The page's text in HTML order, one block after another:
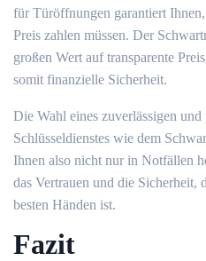
für Türöffnungen garantiert
Preis zahlen müssen.​ Der
großen Wert auf transparente
somit finanzielle Sicherheit.​
Die Wahl eines zuverlässigen und
Schlüsseldienstes wie dem
Ihnen also nicht nur in Notfällen
das Vertrauen und die Sicherheit,
besten Händen ist.
Fazit